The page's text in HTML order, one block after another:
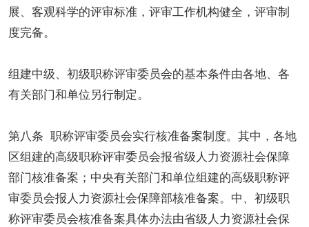
展、客观科学的评审标准，评审工作机构健全，评审制
度完备。
组建中级、初级职称评审委员会的基本条件由各地、各
有关部门和单位另行制定。
第八条 职称评审委员会实行核准备案制度。其中，各地
区组建的高级职称评审委员会报省级人力资源社会保障
部门核准备案；中央有关部门和单位组建的高级职称评
审委员会报人力资源社会保障部核准备案。中、初级职
称评审委员会核准备案具体办法由省级人力资源社会保